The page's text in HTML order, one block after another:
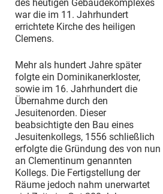
des heutigen Gebäudekomplexes
war die im 11. Jahrhundert
errichtete Kirche des heiligen
Clemens.
Mehr als hundert Jahre später
folgte ein Dominikanerkloster,
sowie im 16. Jahrhundert die
Übernahme durch den
Jesuitenorden. Dieser
beabsichtigte den Bau eines
Jesuitenkollegs, 1556 schließlich
erfolgte die Gründung des von nun
an Clementinum genannten
Kollegs. Die Fertigstellung der
Räume jedoch nahm unerwartet